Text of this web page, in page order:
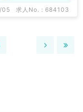
05 求人No. : 684103